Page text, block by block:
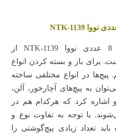
NTK-1139
پیچ‌گوشتی چاقویی صنعتی 8 عددی نووا NTK-1139 از
برای باز و بسته کردن انواع
پیچ‌ها در انواع مختلفی ساخته
به پیچ‌های آچارخور، آلن،
کرد که هرکدام هم در
با توجه به تفاوت نوع و
تعداد زیادی پیچ‌گوشتی را